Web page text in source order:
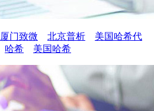
厦门致微 北京普析
美国哈希代
哈希 美国哈希